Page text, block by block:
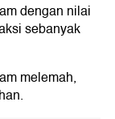
dengan nilai
sebanyak
melemah,